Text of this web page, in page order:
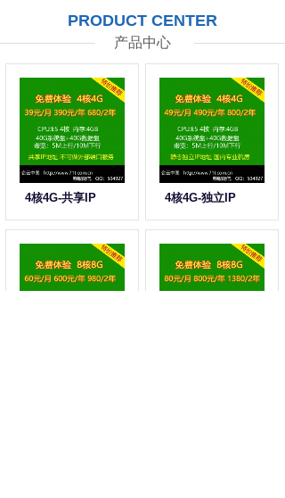
力等方面提出20条举措。...
PRODUCT CENTER
产品中心
4核4G-共享IP 4核4G-独立IP